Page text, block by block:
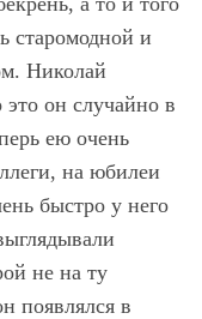
старомодной и
Николай
он случайно в
ею очень
на юбилеи
быстро у него
не на ту
появлялся в